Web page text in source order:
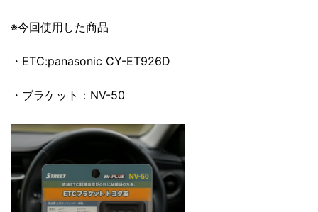
※今回使用した商品
・ETC:panasonic CY-ET926D
・ブラケット：NV-50